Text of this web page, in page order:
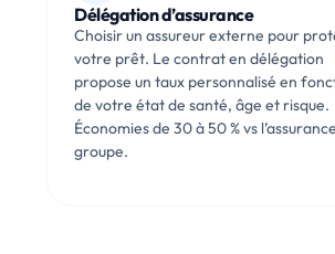
Délégation d’assurance
Choisir un assureur externe pour
votre prêt. Le contrat en délégation
propose un taux personnalisé en
de votre état de santé, âge et risque.
Économies de 30 à 50 % vs l’assurance
groupe.